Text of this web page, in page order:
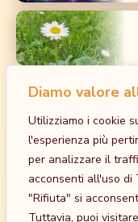
Diamo valore
Utilizziamo i cookie
l'esperienza più
per analizzare il
acconsenti all'uso di
"Rifiuta" si
Tuttavia, puoi
Prossimi Eventi
dalla
at